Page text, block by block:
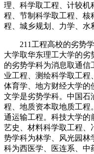
理、科学取工程、计较机
程、节制科学取工程、核
程、城乡规划、力学、水
211工程高校的劣势学
大学取华东理工大学的劣
的劣势学科为消息取通
业工程、测绘科学取工程
体育学、地方财经大学的
文学是劣势学科。中国石
程、地质资本取地质工程
通运输工程。科技大学的
艺史、材料科学取工程、
势学科为林学、风光园林
科为西医学、医连系、中